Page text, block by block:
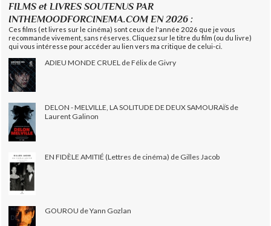
FILMS et LIVRES SOUTENUS PAR
INTHEMOODFORCINEMA.COM EN 2026 :
Ces films (et livres sur le cinéma) sont ceux de l'année 2026 que je vous
recommande vivement, sans réserves. Cliquez sur le titre du film (ou du livre)
qui vous intéresse pour accéder au lien vers ma critique de celui-ci.
ADIEU MONDE CRUEL de Félix de Givry
DELON - MELVILLE, LA SOLITUDE DE DEUX SAMOURAÏS de
Laurent Galinon
EN FIDÈLE AMITIÉ (Lettres de cinéma) de Gilles Jacob
GOUROU de Yann Gozlan